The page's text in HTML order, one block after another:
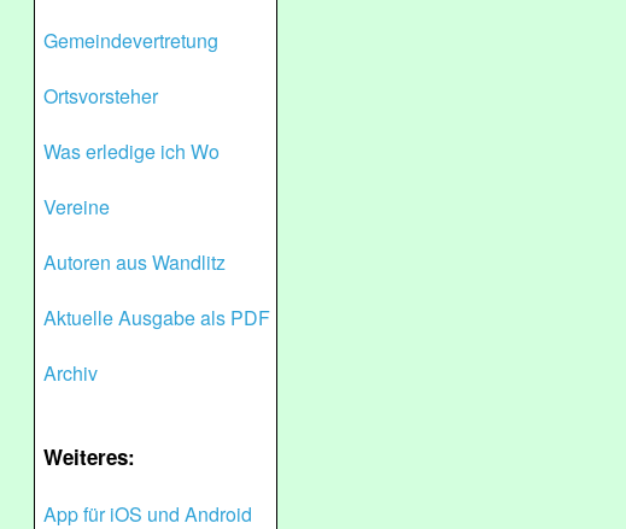
Gemeindevertretung
Ortsvorsteher
Was erledige ich Wo
Vereine
Autoren aus Wandlitz
Aktuelle Ausgabe als PDF
Archiv
Weiteres:
App für iOS und Android